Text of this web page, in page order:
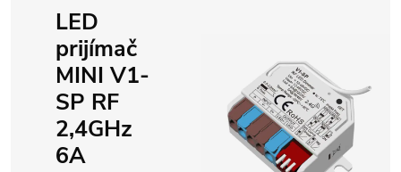
LED
prijímač
MINI V1-
SP RF
2,4GHz
6A